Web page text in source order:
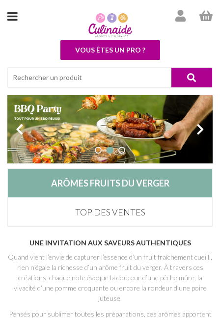
VOUS ÊTES UN PRO ?
ARÔMES FRUITS DU VERGER
TOP DES VENTES
UNE INVITATION AUX SAVEURS AUTHENTIQUES
Quand vient l’envie de capturer l’essence d’un fruit fraîchement cueilli,
rien n’égale la richesse d’un arôme fruit du verger. À travers ces
créations, chaque note évoque la douceur d’une pêche mûre, la
vivacité d’une pomme croquante ou encore la rondeur d’une poire
juteuse.
Pensés pour sublimer toutes les préparations, ces arômes apportent